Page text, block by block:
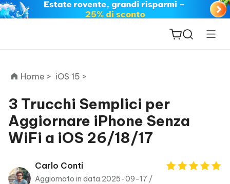
ReiBoot
for iOS
PDNob
PDF
New
Home > iOS 15 >
3 Trucchi Semplici per
Aggiornare iPhone Senza
WiFi a iOS 26/18/17
Carlo Conti
Aggiornato in data 2025-09-17 /